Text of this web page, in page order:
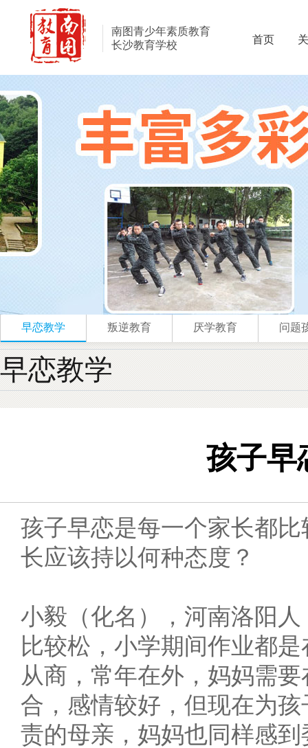
南图青少年素质教育
长沙教育学校
首页
早恋教学 叛逆教育 厌学教育 问题
早恋教学
孩子早
孩子早恋是每一个家长都
长应该持以何种态度？
小毅（化名），河南洛阳
比较松，小学期间作业都
从商，常年在外，妈妈需
合，感情较好，但现在为
责的母亲，妈妈也同样感